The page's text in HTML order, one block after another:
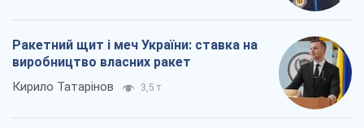
Ракетний щит і меч України: ставка на
виробництво власних ракет
Кирило Татарінов 3,5 т.